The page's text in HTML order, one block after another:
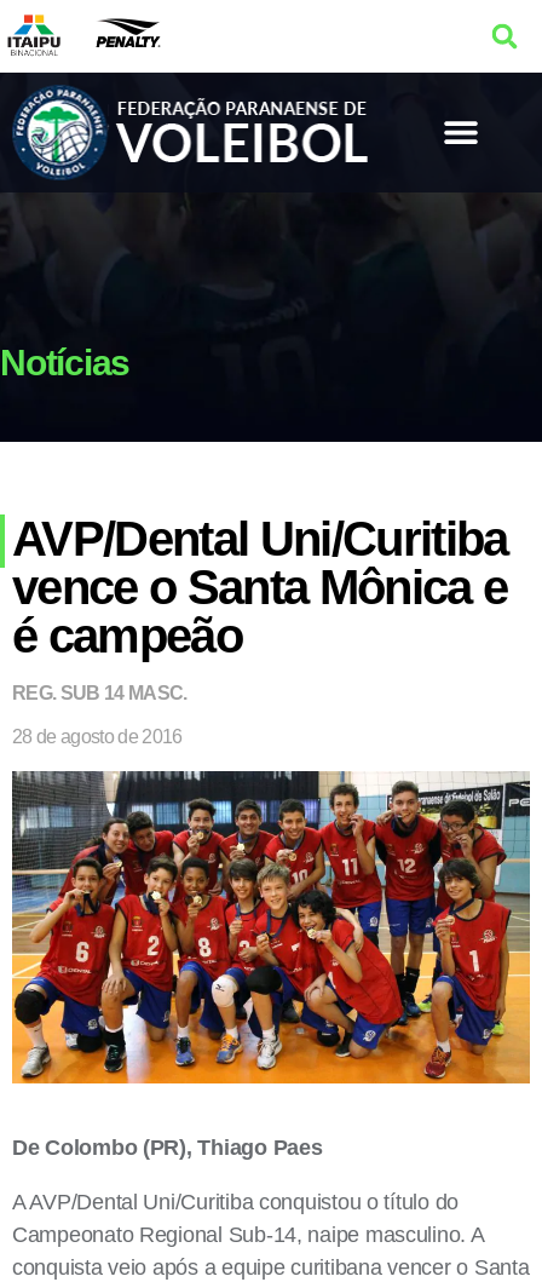
Notícias
AVP/Dental Uni/Curitiba
vence o Santa Mônica e
é campeão
REG. SUB 14 MASC.
28 de agosto de 2016
De Colombo (PR), Thiago Paes
A AVP/Dental Uni/Curitiba conquistou o título do
Campeonato Regional Sub-14, naipe masculino. A
conquista veio após a equipe curitibana vencer o Santa